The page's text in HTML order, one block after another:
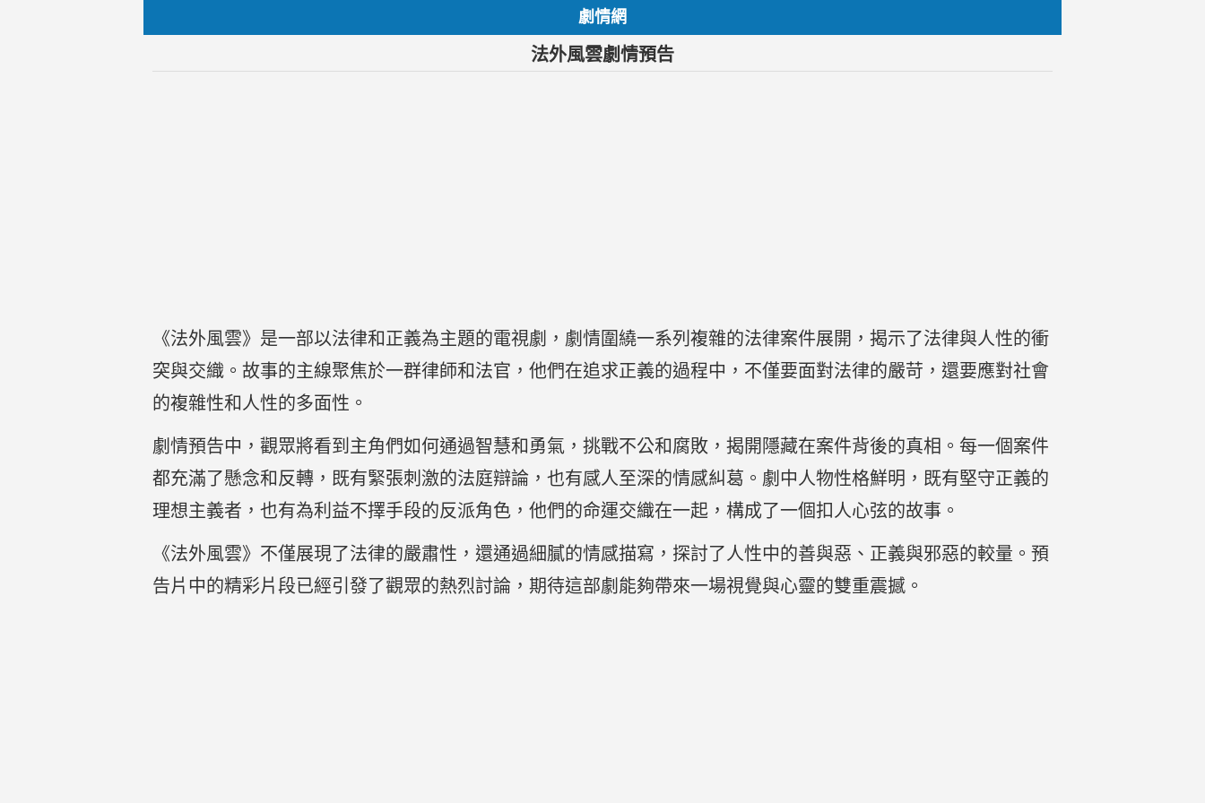
劇情網
法外風雲劇情預告
《法外風雲》是一部以法律和正義為主題的電視劇，劇情圍繞一系列複雜的法律案件展開，揭示了法律與人性的衝
突與交織。故事的主線聚焦於一群律師和法官，他們在追求正義的過程中，不僅要面對法律的嚴苛，還要應對社會
的複雜性和人性的多面性。
劇情預告中，觀眾將看到主角們如何通過智慧和勇氣，挑戰不公和腐敗，揭開隱藏在案件背後的真相。每一個案件
都充滿了懸念和反轉，既有緊張刺激的法庭辯論，也有感人至深的情感糾葛。劇中人物性格鮮明，既有堅守正義的
理想主義者，也有為利益不擇手段的反派角色，他們的命運交織在一起，構成了一個扣人心弦的故事。
《法外風雲》不僅展現了法律的嚴肅性，還通過細膩的情感描寫，探討了人性中的善與惡、正義與邪惡的較量。預
告片中的精彩片段已經引發了觀眾的熱烈討論，期待這部劇能夠帶來一場視覺與心靈的雙重震撼。